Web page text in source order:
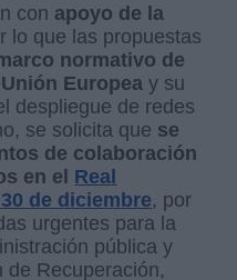
con apoyo de la
lo que las propuestas
normativo de
Europea y su
despliegue de redes
se solicita que se
de colaboración
en el Real
de diciembre, por
urgentes para la
pública y
de Recuperación,